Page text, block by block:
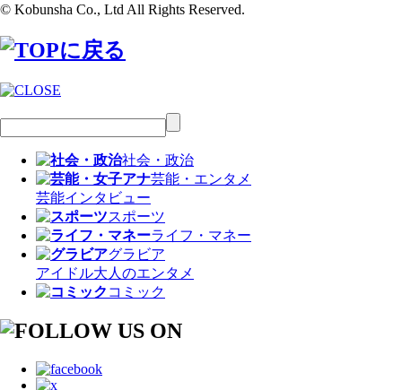
© Kobunsha Co., Ltd All Rights Reserved.
社会・政治
芸能・エンタメ
芸能インタビュー
スポーツ
ライフ・マネー
グラビア
アイドル大人のエンタメ
コミック